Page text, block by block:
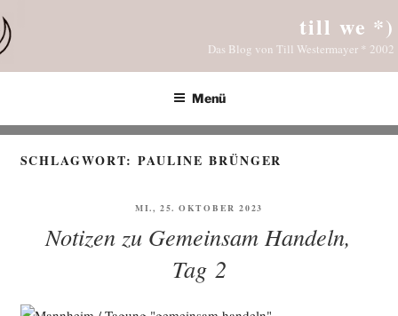
Inhalt
springen
till we *)
Das Blog von Till Westermayer * 2002
Menü
SCHLAGWORT:PAULINE BRÜNGER
VERÖFFENTLICHT
MI., 25. OKTOBER 2023
Notizen zu Gemeinsam Handeln,
Tag 2